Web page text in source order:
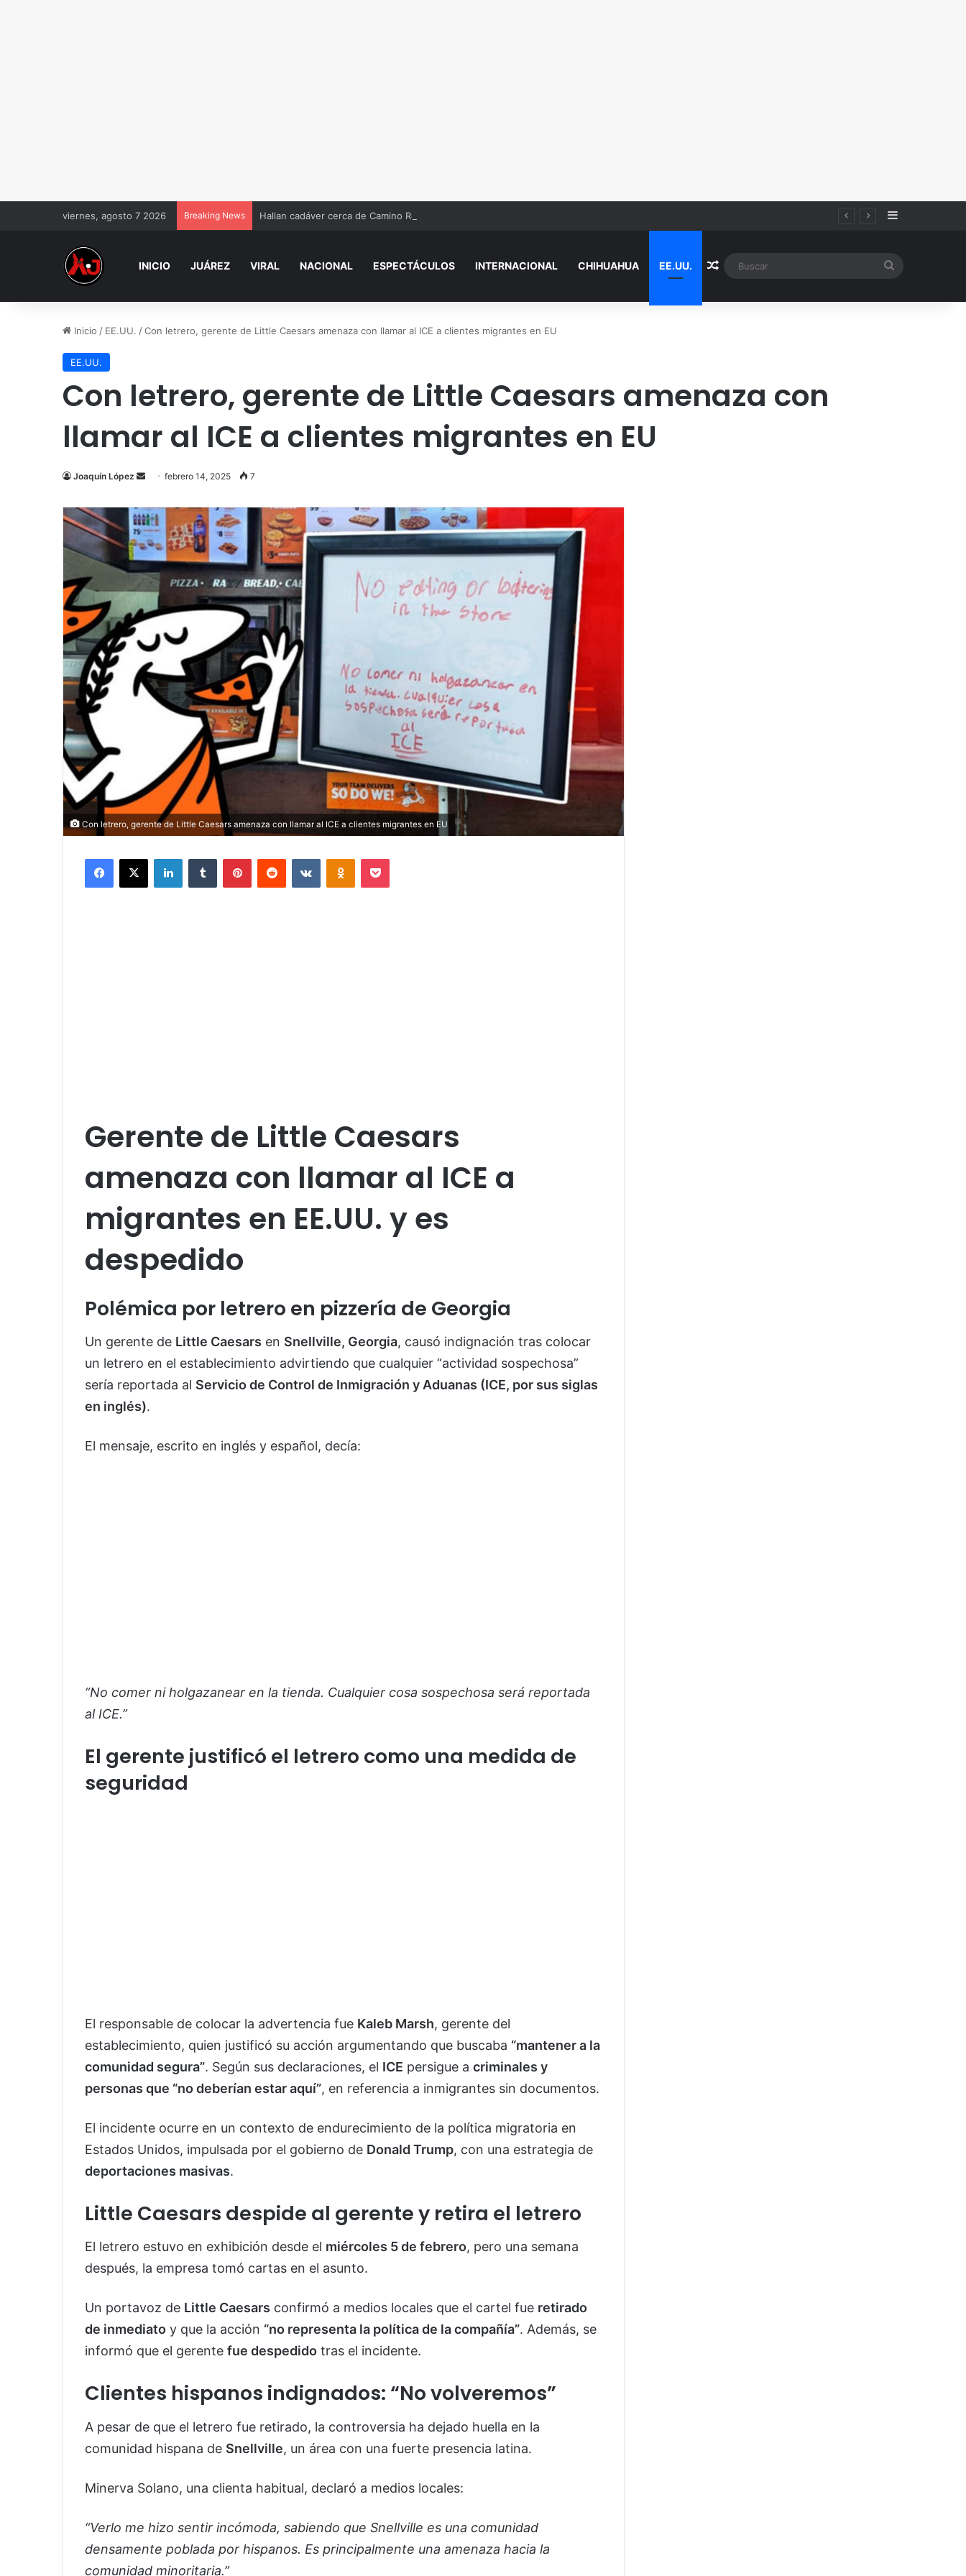
viernes, agosto 7 2026 Breaking News Hallan cadáver cerca de Camino Real Sidebar
INICIO JUÁREZ VIRAL NACIONAL ESPECTÁCULOS INTERNACIONAL CHIHUAHUA EE.UU. Random Article
Inicio / EE.UU. /Con letrero, gerente de Little Caesars amenaza con llamar al ICE a clientes migrantes en EU
EE.UU.
Con letrero, gerente de Little Caesars amenaza con
llamar al ICE a clientes migrantes en EU
Joaquín López
Send
email
febrero 14, 2025 7
Con letrero, gerente de Little Caesars amenaza con llamar al ICE a clientes migrantes en EU
Facebook
X LinkedInTumblr PinterestReddit VKontakteOdnoklassniki
Pocket
Gerente de Little Caesars
amenaza con llamar al ICE a
migrantes en EE.UU. y es
despedido
Polémica por letrero en pizzería de Georgia
Un gerente de Little Caesars en Snellville, Georgia, causó indignación tras colocar
un letrero en el establecimiento advirtiendo que cualquier “actividad sospechosa”
sería reportada al Servicio de Control de Inmigración y Aduanas (ICE, por sus siglas
en inglés).
El mensaje, escrito en inglés y español, decía:
“No comer ni holgazanear en la tienda. Cualquier cosa sospechosa será reportada
al ICE.”
El gerente justificó el letrero como una medida de
seguridad
El responsable de colocar la advertencia fue Kaleb Marsh, gerente del
establecimiento, quien justificó su acción argumentando que buscaba “mantener a la
comunidad segura”. Según sus declaraciones, el ICE persigue a criminales y
personas que “no deberían estar aquí”, en referencia a inmigrantes sin documentos.
El incidente ocurre en un contexto de endurecimiento de la política migratoria en
Estados Unidos, impulsada por el gobierno de Donald Trump, con una estrategia de
deportaciones masivas.
Little Caesars despide al gerente y retira el letrero
El letrero estuvo en exhibición desde el miércoles 5 de febrero, pero una semana
después, la empresa tomó cartas en el asunto.
Un portavoz de Little Caesars confirmó a medios locales que el cartel fue retirado
de inmediato y que la acción “no representa la política de la compañía”. Además, se
informó que el gerente fue despedido tras el incidente.
Clientes hispanos indignados: “No volveremos”
A pesar de que el letrero fue retirado, la controversia ha dejado huella en la
comunidad hispana de Snellville, un área con una fuerte presencia latina.
Minerva Solano, una clienta habitual, declaró a medios locales:
“Verlo me hizo sentir incómoda, sabiendo que Snellville es una comunidad
densamente poblada por hispanos. Es principalmente una amenaza hacia la
comunidad minoritaria.”